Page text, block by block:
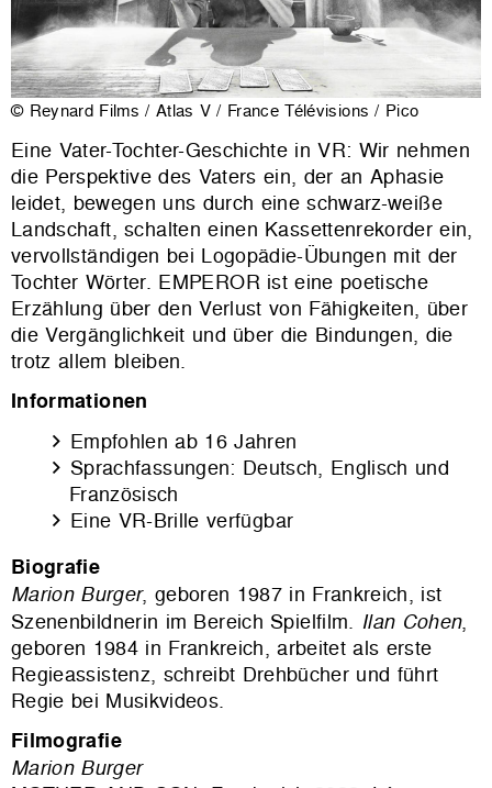
© Reynard Films / Atlas V / France Télévisions / Pico
Eine Vater-Tochter-Geschichte in VR: Wir nehmen
die Perspektive des Vaters ein, der an Aphasie
leidet, bewegen uns durch eine schwarz-weiße
Landschaft, schalten einen Kassettenrekorder ein,
vervollständigen bei Logopädie-Übungen mit der
Tochter Wörter. EMPEROR ist eine poetische
Erzählung über den Verlust von Fähigkeiten, über
die Vergänglichkeit und über die Bindungen, die
trotz allem bleiben.
Informationen
Empfohlen ab 16 Jahren
Sprachfassungen: Deutsch, Englisch und
Französisch
Eine VR-Brille verfügbar
Biografie
Marion Burger, geboren 1987 in Frankreich, ist
Szenenbildnerin im Bereich Spielfilm. Ilan Cohen,
geboren 1984 in Frankreich, arbeitet als erste
Regieassistenz, schreibt Drehbücher und führt
Regie bei Musikvideos.
Filmografie
Marion Burger